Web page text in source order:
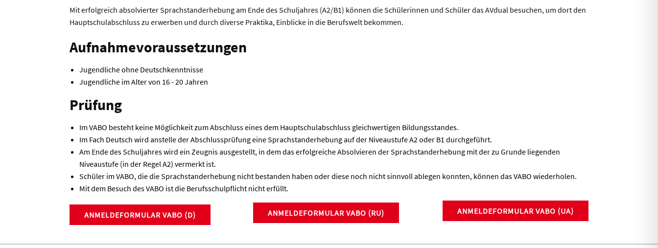
Mit erfolgreich absolvierter Sprachstanderhebung am Ende des Schuljahres (A2/B1) können die Schülerinnen und Schüler das AVdual besuchen, um dort den
Hauptschulabschluss zu erwerben und durch diverse Praktika, Einblicke in die Berufswelt bekommen.
Aufnahmevoraussetzungen
Jugendliche ohne Deutschkenntnisse
Jugendliche im Alter von 16 - 20 Jahren
Prüfung
Im VABO besteht keine Möglichkeit zum Abschluss eines dem Hauptschulabschluss gleichwertigen Bildungsstandes.
Im Fach Deutsch wird anstelle der Abschlussprüfung eine Sprachstanderhebung auf der Niveaustufe A2 oder B1 durchgeführt.
Am Ende des Schuljahres wird ein Zeugnis ausgestellt, in dem das erfolgreiche Absolvieren der Sprachstanderhebung mit der zu Grunde liegenden
Niveaustufe (in der Regel A2) vermerkt ist.
Schüler im VABO, die die Sprachstanderhebung nicht bestanden haben oder diese noch nicht sinnvoll ablegen konnten, können das VABO wiederholen.
Mit dem Besuch des VABO ist die Berufsschulpflicht nicht erfüllt.
ANMELDEFORMULAR VABO (D) ANMELDEFORMULAR VABO (RU) ANMELDEFORMULAR VABO (UA)